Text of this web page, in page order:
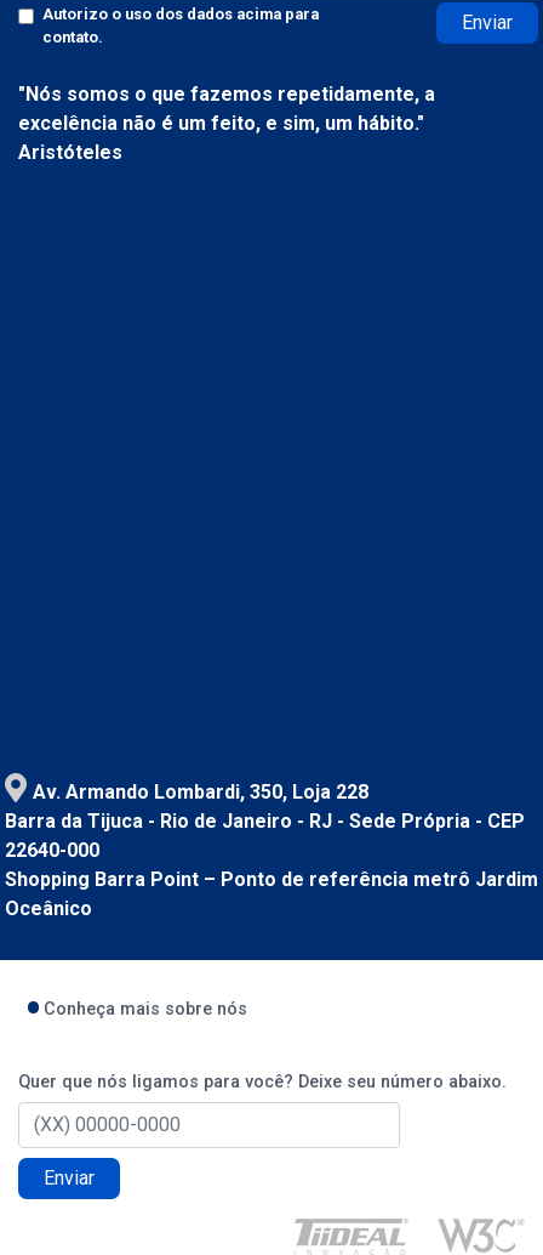
Autorizo o uso dos dados acima para
contato.
Enviar
"Nós somos o que fazemos repetidamente, a
excelência não é um feito, e sim, um hábito."
Aristóteles
Av. Armando Lombardi, 350, Loja 228
Barra da Tijuca - Rio de Janeiro - RJ - Sede Própria - CEP
22640-000
Shopping Barra Point – Ponto de referência metrô Jardim
Oceânico
Conheça mais sobre nós
Quer que nós ligamos para você? Deixe seu número abaixo.
Enviar